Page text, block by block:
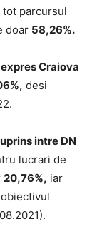
tot parcursul
doar 58,26%.
Craiova
desi
intre DN
lucrari de
20,76%, iar